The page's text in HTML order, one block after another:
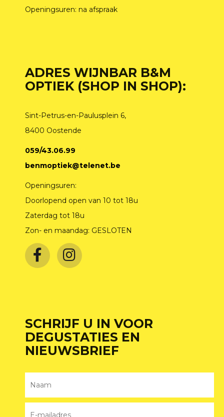
Openingsuren: na afspraak
ADRES WIJNBAR B&M
OPTIEK (SHOP IN SHOP):
Sint-Petrus-en-Paulusplein 6,
8400 Oostende
059/43.06.99
benmoptiek@telenet.be
Openingsuren:
Doorlopend open van 10 tot 18u
Zaterdag tot 18u
Zon- en maandag: GESLOTEN
SCHRIJF U IN VOOR
DEGUSTATIES EN
NIEUWSBRIEF